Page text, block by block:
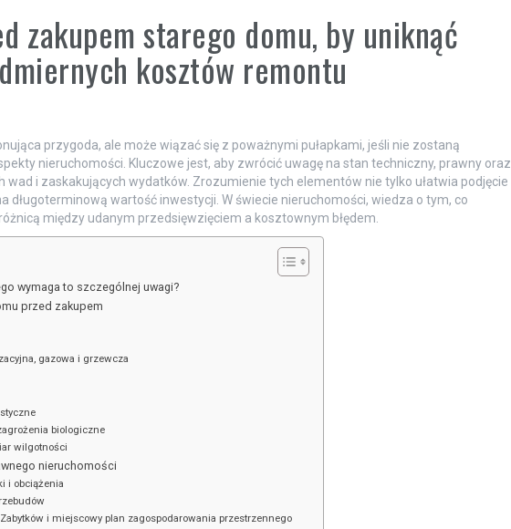
zakupem starego domu, by uniknąć
kosztów remontu
przygoda, ale może wiązać się z poważnymi pułapkami, jeśli nie zostaną
nieruchomości. Kluczowe jest, aby zwrócić uwagę na stan techniczny, prawny oraz
wad i zaskakujących wydatków. Zrozumienie tych elementów nie tylko ułatwia podjęcie
długoterminową wartość inwestycji. W świecie nieruchomości, wiedza o tym, co
między udanym przedsięwzięciem a kosztownym błędem.
wymaga to szczególnej uwagi?
przed zakupem
gazowa i grzewcza
biologiczne
wilgotności
nieruchomości
i obciążenia
i miejscowy plan zagospodarowania przestrzennego